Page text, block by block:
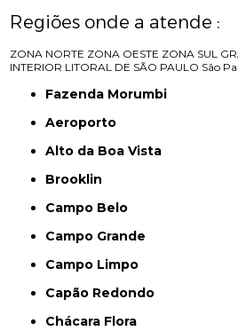
Regiões onde a atende :
ZONA NORTE ZONA OESTE ZONA SUL
INTERIOR LITORAL DE SÃO PAULO São
Fazenda Morumbi
Aeroporto
Alto da Boa Vista
Brooklin
Campo Belo
Campo Grande
Campo Limpo
Capão Redondo
Chácara Flora